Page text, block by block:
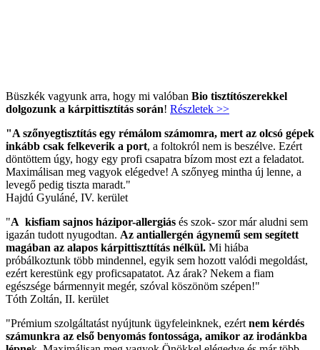
Büszkék vagyunk arra, hogy mi valóban Bio tisztítószerekkel
dolgozunk a kárpittisztítás során! Részletek >>
"A szőnyegtisztítás egy rémálom számomra, mert az olcsó gépek
inkább csak felkeverik a port, a foltokról nem is beszélve. Ezért
döntöttem úgy, hogy egy profi csapatra bízom most ezt a feladatot.
Maximálisan meg vagyok elégedve! A szőnyeg mintha új lenne, a
levegő pedig tiszta maradt."
Hajdú Gyuláné, IV. kerület
"A kisfiam sajnos házipor-allergiás és szok- szor már aludni sem
igazán tudott nyugodtan. Az antiallergén ágynemű sem segített
magában az alapos kárpittiszttítás nélkül. Mi hiába
próbálkoztunk több mindennel, egyik sem hozott valódi megoldást,
ezért kerestünk egy proficsapatatot. Az árak? Nekem a fiam
egészsége bármennyit megér, szóval köszönöm szépen!"
Tóth Zoltán, II. kerület
"Prémium szolgáltatást nyújtunk ügyfeleinknek, ezért nem kérdés
számunkra az első benyomás fontossága, amikor az irodánkba